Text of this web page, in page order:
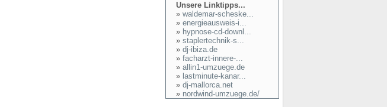
Unsere Linktipps...
» waldemar-scheske...
» energieausweis-i...
» hypnose-cd-downl...
» staplertechnik-s...
» dj-ibiza.de
» facharzt-innere-...
» allin1-umzuege.de
» lastminute-kanar...
» dj-mallorca.net
» nordwind-umzuege.de/